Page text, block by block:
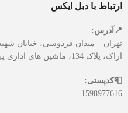
ارتباط با دبل ایکس
📍آدرس:
تهران – میدان فردوسی، خیابان
اراک، پلاک 134، ماشین های اداری پرسپولیس
📮کدپستی:
1598977616